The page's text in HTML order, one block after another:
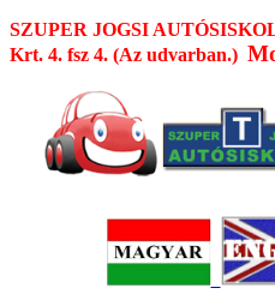
SZUPER JOGSI
Krt. 4. fsz 4. (Az udvarban.)